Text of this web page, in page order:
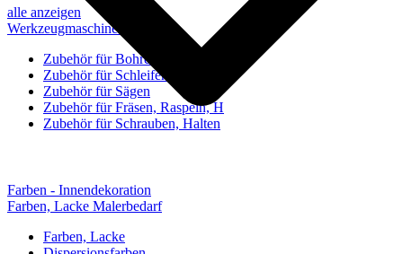
alle anzeigen
Werkzeugmaschinen-Zubehör
Zubehör für Bohren, Bohrhilfen
Zubehör für Schleifen, Poliere
Zubehör für Sägen
Zubehör für Fräsen, Raspeln, H
Zubehör für Schrauben, Halten
Farben - Innendekoration
Farben, Lacke Malerbedarf
Farben, Lacke